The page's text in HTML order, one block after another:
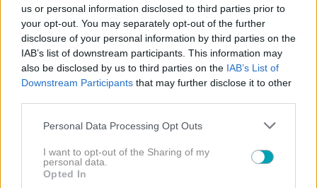
us or personal information disclosed to third parties prior to
your opt-out. You may separately opt-out of the further
disclosure of your personal information by third parties on the
IAB’s list of downstream participants. This information may
also be disclosed by us to third parties on the IAB’s List of
Downstream Participants that may further disclose it to other
Please note that this website/app uses one or more Google
not limited to your visit or usage behaviour. You may click to
grant or deny consent to Google and its third-party tags to
use your data for below specified purposes in below Google
Personal Data Processing Opt Outs
I want to opt-out of the Sharing of my
personal data.
Opted In